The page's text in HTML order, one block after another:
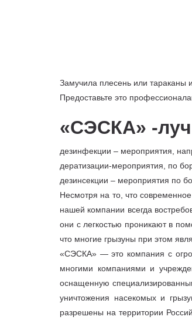
Замучила плесень или тараканы
Предоставьте это
«СЭСКА» -
дезинфекции – мероприятия,
дератизации-мероприятия, по
дезинсекции – мероприятия по
Несмотря на то, что
нашей компании всегда
они с легкостью проникают в
что многие грызуны при этом
«СЭСКА» — это компания с
многими компаниями и
оснащенную
уничтожения насекомых и
разрешены на территории